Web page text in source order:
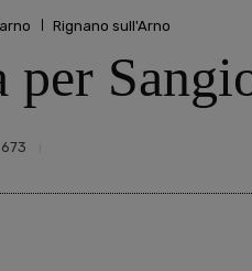
Rignano sull'Arno
673